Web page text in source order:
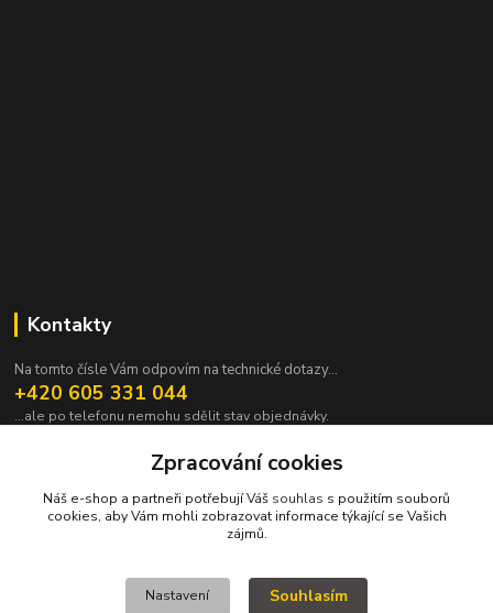
Kontakty
Na tomto čísle Vám odpovím na technické dotazy...
+420 605 331 044
...ale po telefonu nemohu sdělit stav objednávky.
pavek@janpavek.comZpracování cookies
Náš e-shop a partneři potřebují Váš souhlas s použitím souborů
cookies, aby Vám mohli zobrazovat informace týkající se Vašich
zájmů.
Nastavení Souhlasím